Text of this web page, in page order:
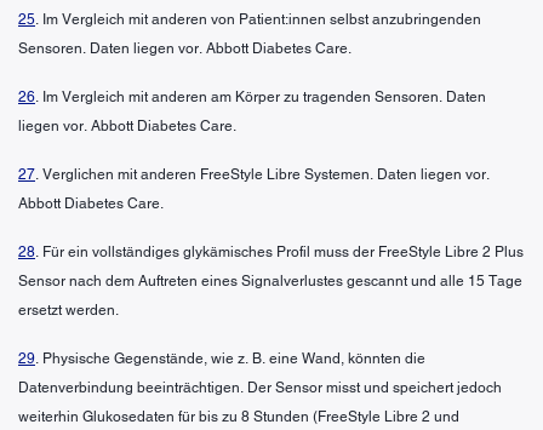
25. Im Vergleich mit anderen von Patient:innen selbst anzubringenden
Sensoren. Daten liegen vor. Abbott Diabetes Care.
26. Im Vergleich mit anderen am Körper zu tragenden Sensoren. Daten
liegen vor. Abbott Diabetes Care.
27. Verglichen mit anderen FreeStyle Libre Systemen. Daten liegen vor.
Abbott Diabetes Care.
28. Für ein vollständiges glykämisches Profil muss der FreeStyle Libre 2 Plus
Sensor nach dem Auftreten eines Signalverlustes gescannt und alle 15 Tage
ersetzt werden.
29. Physische Gegenstände, wie z. B. eine Wand, könnten die
Datenverbindung beeinträchtigen. Der Sensor misst und speichert jedoch
weiterhin Glukosedaten für bis zu 8 Stunden (FreeStyle Libre 2 und